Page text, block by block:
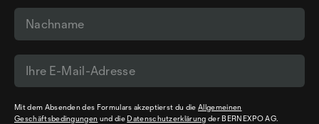
Mit dem Absenden des Formulars akzeptierst du dieAllgemeinen
Geschäftsbedingungen und die Datenschutzerklärung der BERNEXPO AG.